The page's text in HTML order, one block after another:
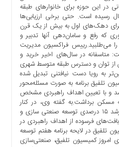
در این حوزه برای خانوارهای طبقه
شهری به بیش از ۳۰ سال رسیده است. حتی برخی ارزیابی‌ها
برای دهک‌های اول به بیش از یک قرن
که رفع و سامان‌دهی آنها تدبیر و
را می‌طلبید.رییس فراکسیون مدیریت
در سال‌های اخیر خرید و
از توان و دسترس طبقه متوسط شهری
به رویا دست نیافتنی تبدیل شده
تلفیق برنامه به صورت مسئله‌محور
شد و با تعیین اهداف راهبردی مشخص
برداشت.به گفته وی، در کنار
کاهش زمان دسترسی به مسکن، رشد ۱۵ درصدی توسعه صنعتی سازی و
بافت‌های فرسوده از اهداف راهبردی در
تلفیق در لایحه برنامه هفتم توسعه
امروز کمیسیون تلفیق، صنعتی‌سازی